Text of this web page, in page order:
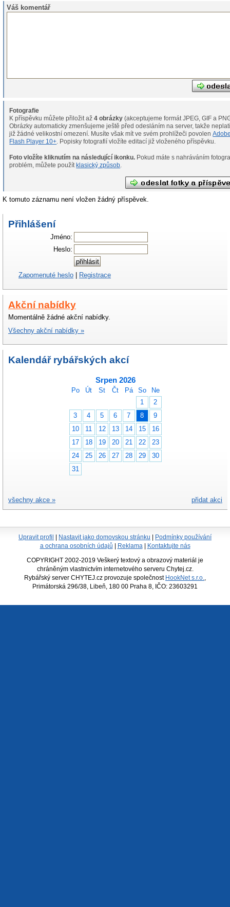
Váš komentář
Fotografie
K příspěvku můžete přiložit až4 obrázky (akceptujeme formát JPEG, GIF a
Obrázky automaticky zmenšujeme ještě před odesláním na server, takže
již žádné velikostní omezení. Musíte však mít ve svém prohlížeči povolen
Flash Player 10+ . Popisky fotografií vložíte editací již vloženého příspěvku.
Foto vložíte kliknutím na následující ikonku.
problém, můžete použít klasický způsob.
K tomuto záznamu není vložen žádný příspěvek.
Přihlášení
Jméno:
Heslo:
Zapomenuté heslo Registrace
Akční nabídky
Momentálně žádné akční nabídky.
Všechny akční nabídky »
Kalendář rybářských akcí
Srpen 2026
Po Út St Čt Pá So
Ne
1
2
3
4 5 6 7 8
9
10
11 12 13 14 15
16
17
18 19 20 21 22
23
24
25 26 27 28 29
30
31
přidat akci
všechny akce »
Upravit profil Nastavit jako domovskou stránku
Podmínky používání
a ochrana osobních údajů
Reklama Kontaktujte nás
COPYRIGHT 2002-2019 Veškerý textový a obrazový materiál je
chráněným vlastnictvím internetového serveru Chytej.cz.
Rybářský server CHYTEJ.cz provozuje společnost HookNet s.r.o.
Primátorská 296/38, Libeň, 180 00 Praha 8, IČO: 23603291